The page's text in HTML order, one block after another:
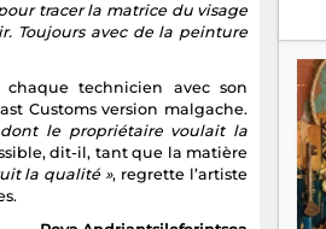
tracer la matrice du visage
Toujours avec de la peinture
chaque technicien avec son
Customs version malgache.
le propriétaire voulait la
dit-il, tant que la matière
la qualité », regrette l’artiste